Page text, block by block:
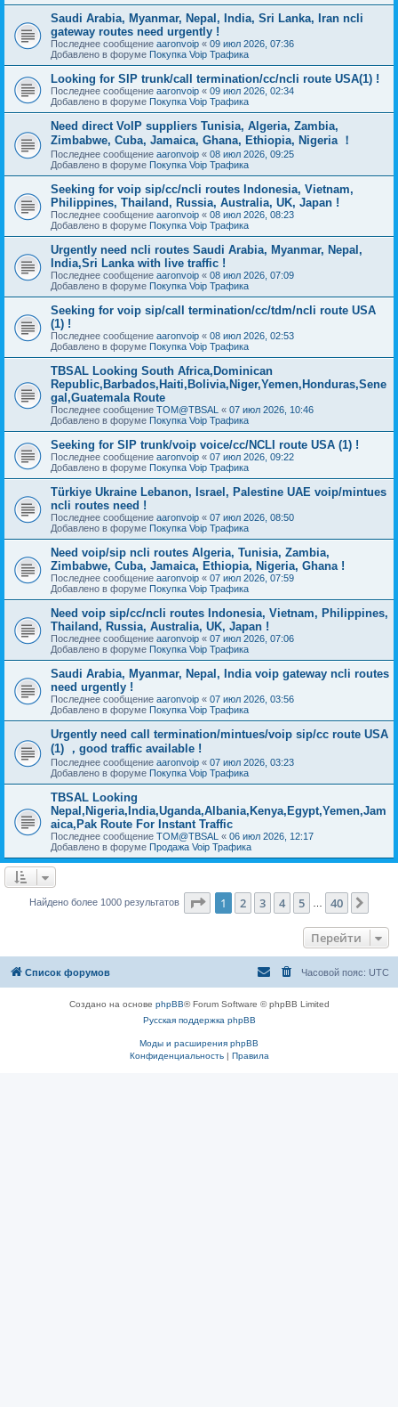
Saudi Arabia, Myanmar, Nepal, India, Sri Lanka, Iran ncli
gateway routes need urgently !
Последнее сообщение aaronvoip « 09 июл 2026, 07:36
Добавлено в форуме Покупка Voip Трафика
Looking for SIP trunk/call termination/cc/ncli route USA(1) !
Последнее сообщение aaronvoip « 09 июл 2026, 02:34
Добавлено в форуме Покупка Voip Трафика
Need direct VoIP suppliers Tunisia, Algeria, Zambia,
Zimbabwe, Cuba, Jamaica, Ghana, Ethiopia, Nigeria ！
Последнее сообщение aaronvoip « 08 июл 2026, 09:25
Добавлено в форуме Покупка Voip Трафика
Seeking for voip sip/cc/ncli routes Indonesia, Vietnam,
Philippines, Thailand, Russia, Australia, UK, Japan !
Последнее сообщение aaronvoip « 08 июл 2026, 08:23
Добавлено в форуме Покупка Voip Трафика
Urgently need ncli routes Saudi Arabia, Myanmar, Nepal,
India,Sri Lanka with live traffic !
Последнее сообщение aaronvoip « 08 июл 2026, 07:09
Добавлено в форуме Покупка Voip Трафика
Seeking for voip sip/call termination/cc/tdm/ncli route USA
(1) !
Последнее сообщение aaronvoip « 08 июл 2026, 02:53
Добавлено в форуме Покупка Voip Трафика
TBSAL Looking South Africa,Dominican
Republic,Barbados,Haiti,Bolivia,Niger,Yemen,Honduras,Sene
gal,Guatemala Route
Последнее сообщение TOM@TBSAL « 07 июл 2026, 10:46
Добавлено в форуме Покупка Voip Трафика
Seeking for SIP trunk/voip voice/cc/NCLI route USA (1) !
Последнее сообщение aaronvoip « 07 июл 2026, 09:22
Добавлено в форуме Покупка Voip Трафика
Türkiye Ukraine Lebanon, Israel, Palestine UAE voip/mintues
ncli routes need !
Последнее сообщение aaronvoip « 07 июл 2026, 08:50
Добавлено в форуме Покупка Voip Трафика
Need voip/sip ncli routes Algeria, Tunisia, Zambia,
Zimbabwe, Cuba, Jamaica, Ethiopia, Nigeria, Ghana !
Последнее сообщение aaronvoip « 07 июл 2026, 07:59
Добавлено в форуме Покупка Voip Трафика
Need voip sip/cc/ncli routes Indonesia, Vietnam, Philippines,
Thailand, Russia, Australia, UK, Japan !
Последнее сообщение aaronvoip « 07 июл 2026, 07:06
Добавлено в форуме Покупка Voip Трафика
Saudi Arabia, Myanmar, Nepal, India voip gateway ncli routes
need urgently !
Последнее сообщение aaronvoip « 07 июл 2026, 03:56
Добавлено в форуме Покупка Voip Трафика
Urgently need call termination/mintues/voip sip/cc route USA
(1) ，good traffic available !
Последнее сообщение aaronvoip « 07 июл 2026, 03:23
Добавлено в форуме Покупка Voip Трафика
TBSAL Looking
Nepal,Nigeria,India,Uganda,Albania,Kenya,Egypt,Yemen,Jam
aica,Pak Route For Instant Traffic
Последнее сообщение TOM@TBSAL « 06 июл 2026, 12:17
Добавлено в форуме Продажа Voip Трафика
Найдено более 1000 результатов Страница из 40
1 2 3 4 5 40
Перейти
Список форумов Часовой пояс: UTC
Создано на основе phpBB® Forum Software © phpBB Limited
Русская поддержка phpBB
Моды и расширения phpBB
Конфиденциальность| Правила